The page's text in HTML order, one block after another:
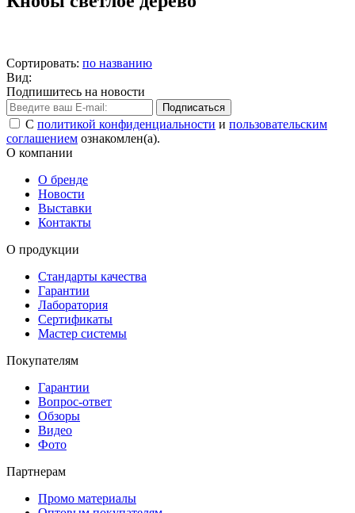
Сортировать: по названию
Вид:
Подпишитесь на новости
Подписаться
С политикой конфиденциальности и пользовательским
соглашением ознакомлен(а).
О компании
О бренде
Новости
Выставки
Контакты
О продукции
Стандарты качества
Гарантии
Лаборатория
Сертификаты
Мастер системы
Покупателям
Гарантии
Вопрос-ответ
Обзоры
Видео
Фото
Партнерам
Промо материалы